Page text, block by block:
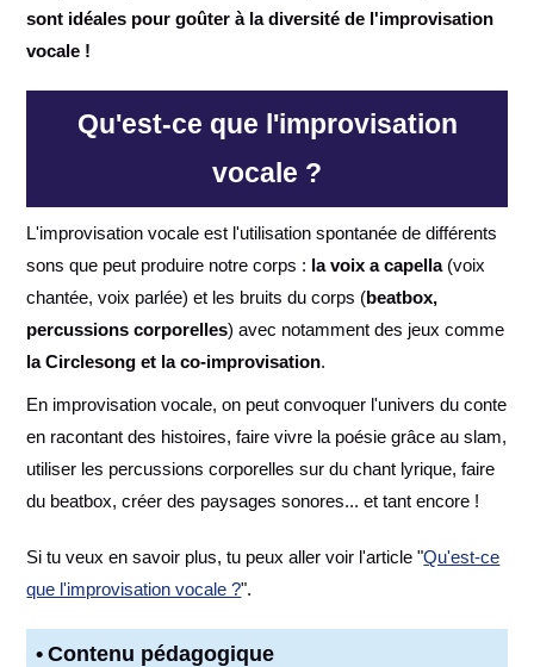
sont idéales pour goûter à la diversité de l'improvisation
vocale !
Qu'est-ce que l'improvisation
vocale ?
L'improvisation vocale est l'utilisation spontanée de différents
sons que peut produire notre corps : la voix a capella(voix
chantée, voix parlée) et les bruits du corps (beatbox,
percussions corporelles) avec notamment des jeux comme
la Circlesong et la co-improvisation.
En improvisation vocale, on peut convoquer l'univers du conte
en racontant des histoires, faire vivre la poésie grâce au slam,
utiliser les percussions corporelles sur du chant lyrique, faire
du beatbox, créer des paysages sonores... et tant encore !
Si tu veux en savoir plus, tu peux aller voir l'article "Qu'est-ce
que l'improvisation vocale ?".
Contenu pédagogique